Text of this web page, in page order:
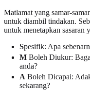
Matlamat yang samar-
untuk diambil tindakan.
untuk menetapkan sasaran
Spesifik: Apa
M Boleh Diukur:
anda?
A Boleh Dicapai:
sekarang?